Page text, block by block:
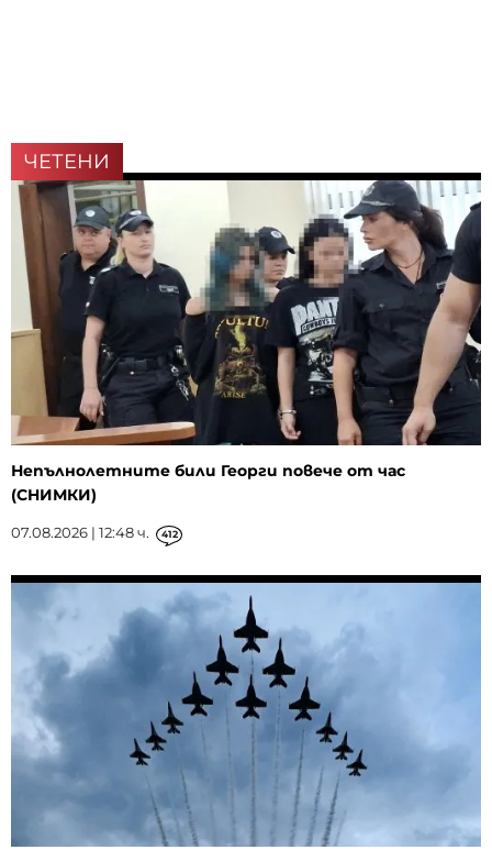
ЧЕТЕНИ
Непълнолетните били Георги повече от час
(СНИМКИ)
07.08.2026 | 12:48 ч. 412